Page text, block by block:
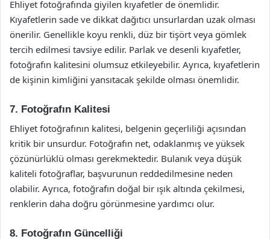
Ehliyet fotoğrafında giyilen kıyafetler de önemlidir.
Kıyafetlerin sade ve dikkat dağıtıcı unsurlardan uzak olması
önerilir. Genellikle koyu renkli, düz bir tişört veya gömlek
tercih edilmesi tavsiye edilir. Parlak ve desenli kıyafetler,
fotoğrafın kalitesini olumsuz etkileyebilir. Ayrıca, kıyafetlerin
de kişinin kimliğini yansıtacak şekilde olması önemlidir.
7. Fotoğrafın Kalitesi
Ehliyet fotoğrafının kalitesi, belgenin geçerliliği açısından
kritik bir unsurdur. Fotoğrafın net, odaklanmış ve yüksek
çözünürlüklü olması gerekmektedir. Bulanık veya düşük
kaliteli fotoğraflar, başvurunun reddedilmesine neden
olabilir. Ayrıca, fotoğrafın doğal bir ışık altında çekilmesi,
renklerin daha doğru görünmesine yardımcı olur.
8. Fotoğrafın Güncelliği